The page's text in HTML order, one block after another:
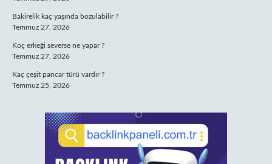
Bakirelik kaç yaşında bozulabilir ?
Temmuz 27, 2026
Koç erkeği severse ne yapar ?
Temmuz 27, 2026
Kaç çeşit pancar türü vardır ?
Temmuz 25, 2026